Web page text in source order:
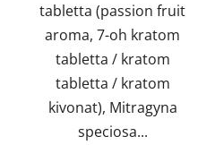
tabletta (passion fruit
aroma, 7-oh kratom
tabletta / kratom
tabletta / kratom
kivonat), Mitragyna
speciosa...